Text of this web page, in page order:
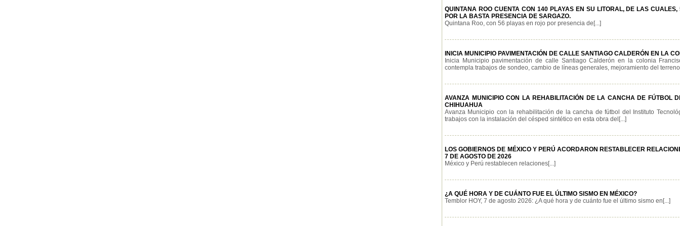
QUINTANA ROO CUENTA CON 140 PLAYAS EN SU LITORAL, DE LAS
POR LA BASTA PRESENCIA DE SARGAZO.
Quintana Roo, con 56 playas en rojo por presencia de[...]
INICIA MUNICIPIO PAVIMENTACIÓN DE CALLE SANTIAGO CALDERÓN EN LA
Inicia Municipio pavimentación de calle Santiago Calderón en la colonia
contempla trabajos de sondeo, cambio de líneas generales, mejoramiento del
AVANZA MUNICIPIO CON LA REHABILITACIÓN DE LA CANCHA DE FÚTBOL
CHIHUAHUA
Avanza Municipio con la rehabilitación de la cancha de fútbol del Instituto
trabajos con la instalación del césped sintético en esta obra del[...]
LOS GOBIERNOS DE MÉXICO Y PERÚ ACORDARON RESTABLECER
7 DE AGOSTO DE 2026
México y Perú restablecen relaciones[...]
¿A QUÉ HORA Y DE CUÁNTO FUE EL ÚLTIMO SISMO EN MÉXICO?
Temblor HOY, 7 de agosto 2026: ¿A qué hora y de cuánto fue el último sismo en[...]